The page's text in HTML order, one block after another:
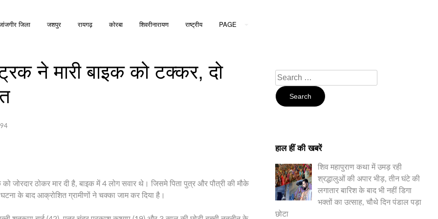
जिला जशपुर रायगढ़ कोरबा शिवरीनारायण राष्ट्रीय PAGE
ने मारी बाइक को टक्कर, दो
जोरदार ठोकर मार दी है, बाइक में 4 लोग सवार थे। जिसमे पिता पुत्र और पौत्री की मौके
के बाद आक्रोशित ग्रामीणों ने चक्का जाम कर दिया है।
Search
For:
हाल हीं की खबरें
शिव महापुराण कथा में उमड़ रही
श्रद्धालुओं की अपार भीड़, तीन घंटे की
लगातार बारिश के बाद भी नहीं डिगा
भक्तों का उत्साह, चौथे दिन पंडाल पड़ा
छोटा